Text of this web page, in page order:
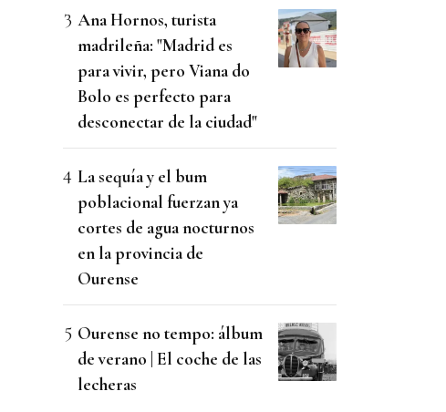
Ana Hornos, turista
madrileña: "Madrid es
para vivir, pero Viana do
Bolo es perfecto para
desconectar de la ciudad"
La sequía y el bum
poblacional fuerzan ya
cortes de agua nocturnos
en la provincia de
Ourense
Ourense no tempo: álbum
de verano | El coche de las
lecheras